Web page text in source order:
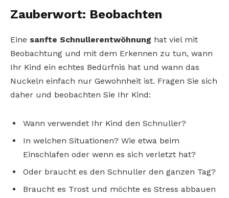
Zauberwort: Beobachten
Eine sanfte Schnullerentwöhnung hat viel mit
Beobachtung und mit dem Erkennen zu tun, wann
Ihr Kind ein echtes Bedürfnis hat und wann das
Nuckeln einfach nur Gewohnheit ist. Fragen Sie sich
daher und beobachten Sie Ihr Kind:
Wann verwendet Ihr Kind den Schnuller?
In welchen Situationen? Wie etwa beim
Einschlafen oder wenn es sich verletzt hat?
Oder braucht es den Schnuller den ganzen Tag?
Braucht es Trost und möchte es Stress abbauen